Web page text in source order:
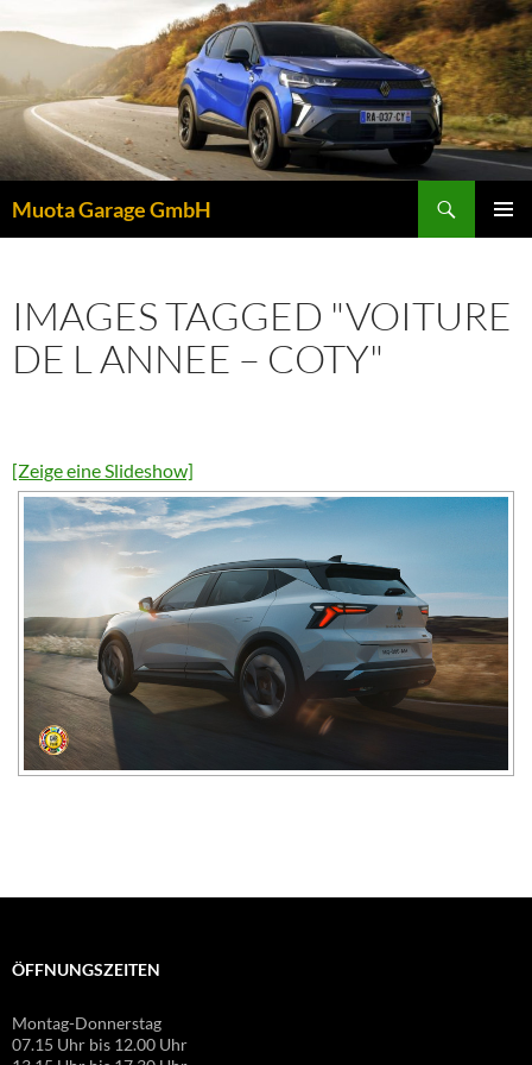
Inhalt
springen
Muota Garage GmbH
IMAGES TAGGED "VOITURE
DE L ANNEE – COTY"
[Zeige eine Slideshow]
ÖFFNUNGSZEITEN
Montag-Donnerstag
07.15 Uhr bis 12.00 Uhr